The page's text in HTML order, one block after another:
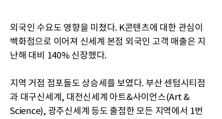
외국인 수요도 영향을 미쳤다. K콘텐츠에 대한 관심이
백화점으로 이어져 신세계 본점 외국인 고객 매출은 지
난해 대비 140% 신장했다.
지역 거점 점포들도 상승세를 보였다. 부산 센텀시티점
과 대구신세계, 대전신세계 아트&사이언스(Art &
Science), 광주신세계 등도 출점한 모든 지역에서 1번